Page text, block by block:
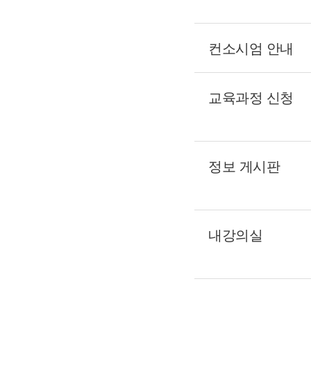
컨소시엄 안내
교육과정 신청
정보 게시판
내강의실